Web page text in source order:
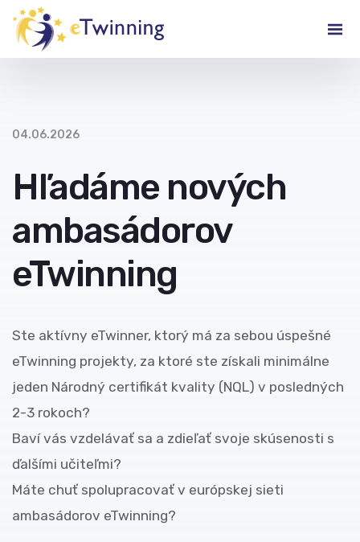
04.06.2026
Hľadáme nových
ambasádorov
eTwinning
Ste aktívny eTwinner, ktorý má za sebou úspešné
eTwinning projekty, za ktoré ste získali minimálne
jeden Národný certifikát kvality (NQL) v posledných
2-3 rokoch?
Baví vás vzdelávať sa a zdieľať svoje skúsenosti s
ďalšími učiteľmi?
Máte chuť spolupracovať v európskej sieti
ambasádorov eTwinning?